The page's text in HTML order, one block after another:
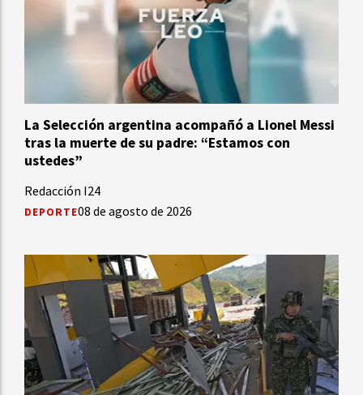
La Selección argentina acompañó a Lionel Messi
tras la muerte de su padre: “Estamos con
ustedes”
Redacción I24
DEPORTE08 de agosto de 2026